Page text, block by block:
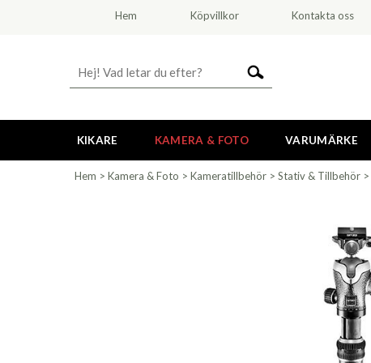
Hem Köpvillkor Kontakta oss
KIKARE KAMERA & FOTO VARUMÄRKE
Hem > Kamera & Foto > Kameratillbehör > Stativ & Tillbehör >